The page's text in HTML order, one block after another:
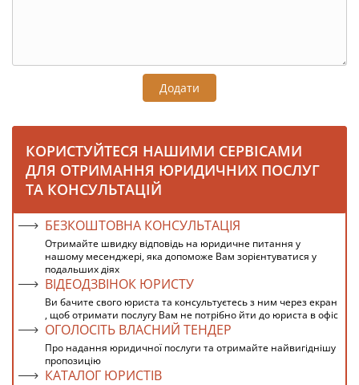
Додати
КОРИСТУЙТЕСЯ НАШИМИ СЕРВІСАМИ
ДЛЯ ОТРИМАННЯ ЮРИДИЧНИХ ПОСЛУГ
ТА КОНСУЛЬТАЦІЙ
БЕЗКОШТОВНА КОНСУЛЬТАЦІЯ
Отримайте швидку відповідь на юридичне питання у
нашому месенджері, яка допоможе Вам зорієнтуватися у
подальших діях
ВІДЕОДЗВІНОК ЮРИСТУ
Ви бачите свого юриста та консультуєтесь з ним через екран
, щоб отримати послугу Вам не потрібно йти до юриста в офіс
ОГОЛОСІТЬ ВЛАСНИЙ ТЕНДЕР
Про надання юридичної послуги та отримайте найвигіднішу
пропозицію
КАТАЛОГ ЮРИСТІВ